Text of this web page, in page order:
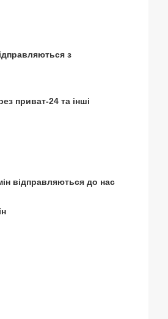
з
приват-24 та інші
відправляються до нас